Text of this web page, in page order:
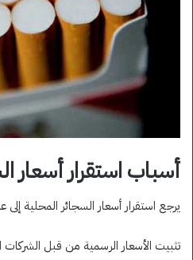
أسباب استقرار أسعار
يرجع استقرار أسعار السجائر المحلية إلى
تثبيت الأسعار الرسمية من قبل الشركات